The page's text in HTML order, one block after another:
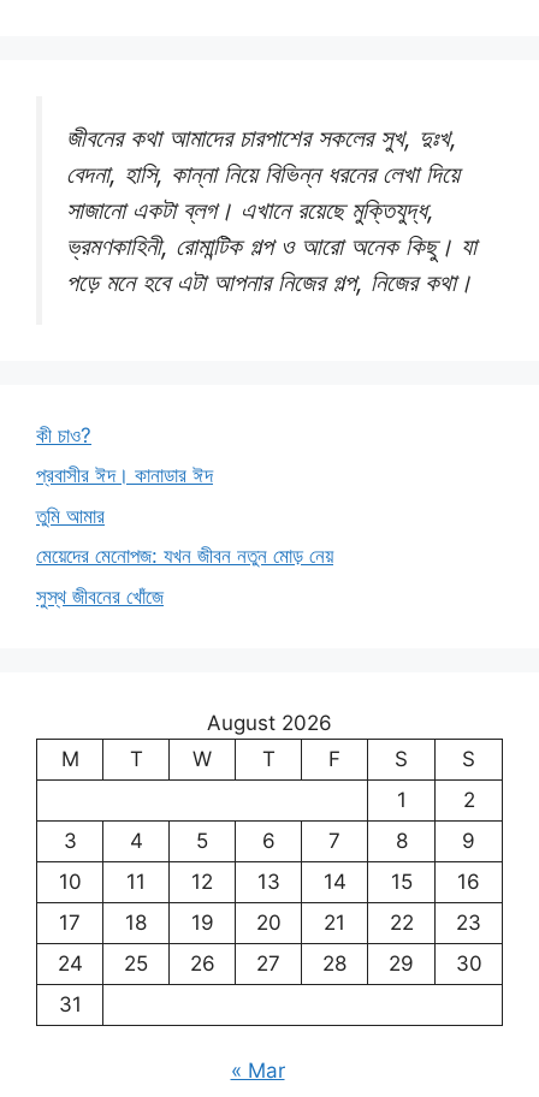
জীবনের কথা আমাদের চারপাশের সকলের সুখ, দুঃখ,
বেদনা, হাসি, কান্না নিয়ে বিভিন্ন ধরনের লেখা দিয়ে
সাজানো একটা ব্লগ। এখানে রয়েছে মুক্তিযুদ্ধ,
ভ্রমণকাহিনী, রোমান্টিক গল্প ও আরো অনেক কিছু। যা
পড়ে মনে হবে এটা আপনার নিজের গল্প, নিজের কথা।
কী চাও?
প্রবাসীর ঈদ। কানাডার ঈদ
তুমি আমার
মেয়েদের মেনোপজ: যখন জীবন নতুন মোড় নেয়
সুস্থ জীবনের খোঁজে
August 2026
M
T W T F S
S
1
2
3
4 5 6 7 8
9
10
11 12 13 14 15
16
17
18 19 20 21 22
23
24
25 26 27 28 29
30
31
« Mar